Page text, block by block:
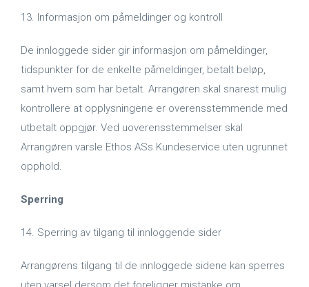
13. Informasjon om påmeldinger og kontroll
De innloggede sider gir informasjon om påmeldinger,
tidspunkter for de enkelte påmeldinger, betalt beløp,
samt hvem som har betalt. Arrangøren skal snarest mulig
kontrollere at opplysningene er overensstemmende med
utbetalt oppgjør. Ved uoverensstemmelser skal
Arrangøren varsle Ethos ASs Kundeservice uten ugrunnet
opphold.
Sperring
14. Sperring av tilgang til innloggende sider
Arrangørens tilgang til de innloggede sidene kan sperres